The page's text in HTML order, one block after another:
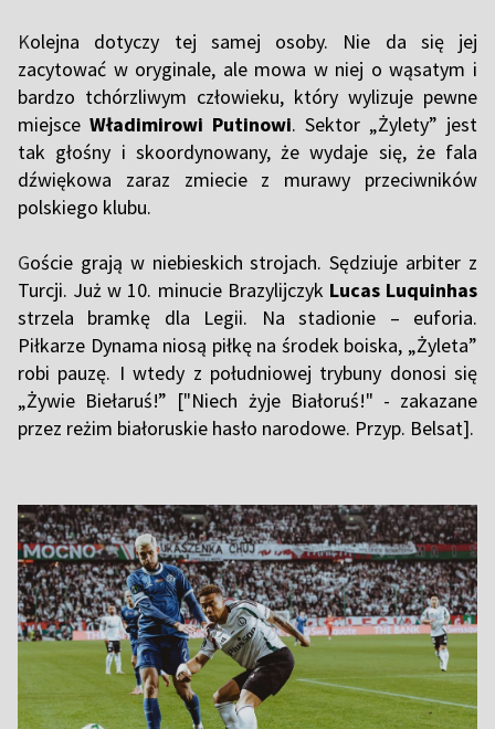
Kolejna dotyczy tej samej osoby. Nie da się jej
zacytować w oryginale, ale mowa w niej o wąsatym i
bardzo tchórzliwym człowieku, który wylizuje pewne
miejsce Władimirowi Putinowi. Sektor „Żylety” jest
tak głośny i skoordynowany, że wydaje się, że fala
dźwiękowa zaraz zmiecie z murawy przeciwników
polskiego klubu.
Goście grają w niebieskich strojach. Sędziuje arbiter z
Turcji. Już w 10. minucie Brazylijczyk Lucas Luquinhas
strzela bramkę dla Legii. Na stadionie – euforia.
Piłkarze Dynama niosą piłkę na środek boiska, „Żyleta”
robi pauzę. I wtedy z południowej trybuny donosi się
„Żywie Biełaruś!” ["Niech żyje Białoruś!" - zakazane
przez reżim białoruskie hasło narodowe. Przyp. Belsat].